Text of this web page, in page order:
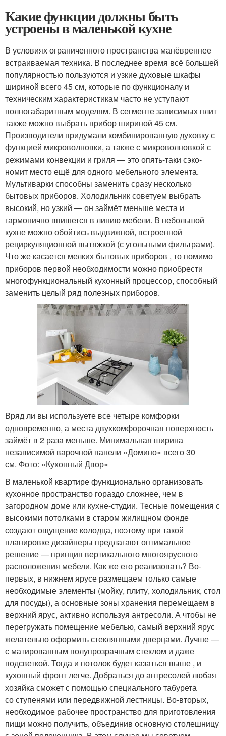
Какие функции должны быть
устроены в маленькой кухне
В условиях ограниченного пространства манёвреннее
встраиваемая техника. В последнее время всё большей
популярностью пользуются и узкие духовые шкафы
шириной всего 45 см, которые по функционалу и
техническим характеристикам часто не уступают
полногабаритным моделям. В сегменте зависимых плит
также можно выбрать прибор шириной 45 см.
Производители придумали комбинированную духовку с
функцией микроволновки, а также с микроволновкой с
режимами конвекции и гриля — это опять-таки сэко­
номит место ещё для одного мебельного элемента.
Мультиварки способны заменить сразу несколько
бытовых приборов. Холодильник советуем выбрать
высокий, но узкий — он займёт меньше места и
гармонично впишется в линию мебели. В небольшой
кухне можно обойтись выдвижной, встроенной
рециркуляционной вытяжкой (с угольными фильтрами).
Что же касается мелких бытовых приборов , то помимо
приборов первой необходимости можно приобрести
многофункциональный кухонный процессор, способный
заменить целый ряд полезных приборов.
Вряд ли вы используете все четыре комфорки
одновременно, а места двухкомфорочная поверхность
займёт в 2 раза меньше. Минимальная ширина
независимой варочной панели «Домино» всего 30
см. Фото: «Кухонный Двор»
В маленькой квартире функционально организовать
кухонное пространство гораздо сложнее, чем в
загородном доме или кухне-студии. Тесные помещения с
высокими потолками в старом жилищном фонде
создают ощущение колодца, поэтому при такой
планировке дизайнеры предлагают оптимальное
решение — принцип вертикального многоярусного
расположения мебели. Как же его реализовать? Во-
первых, в нижнем ярусе размещаем только самые
необходимые элементы (мойку, плиту, холодильник, стол
для посуды), а основные зоны хранения перемещаем в
верхний ярус, активно используя антресоли. А чтобы не
перегружать помещение мебелью, самый верхний ярус
желательно оформить стеклянными дверцами. Лучше —
с матированным полупрозрачным стеклом и даже
подсветкой. Тогда и потолок будет казаться выше , и
кухонный фронт легче. Добраться до антресолей любая
хозяйка сможет с помощью специального табурета
со ступенями или передвижной лестницы. Во-вторых,
необходимое рабочее пространство для приготовления
пищи можно получить, объединив основную столешницу